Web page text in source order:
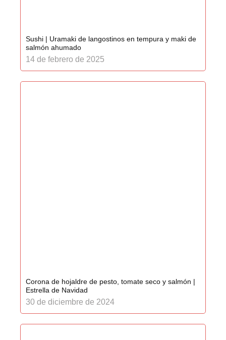
Sushi | Uramaki de langostinos en tempura y maki de
salmón ahumado
14 de febrero de 2025
Corona de hojaldre de pesto, tomate seco y salmón |
Estrella de Navidad
30 de diciembre de 2024